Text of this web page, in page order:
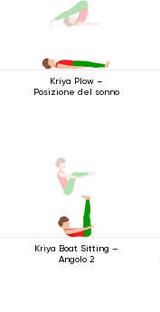
Kriya Plow –
Posizione del sonno
Kriya Boat Sitting –
Angolo 2